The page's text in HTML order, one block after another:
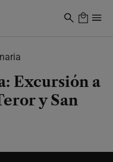
Excursión a
y San